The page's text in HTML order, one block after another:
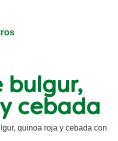
bulgur,
cebada
quinoa roja y cebada con